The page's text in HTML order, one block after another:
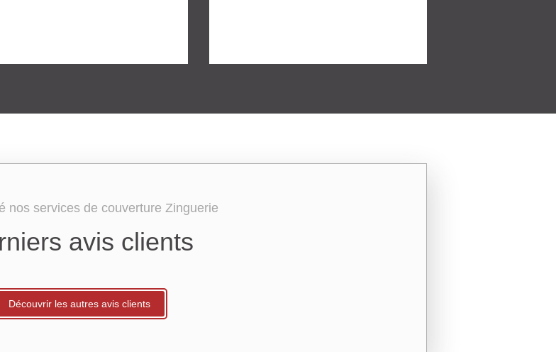
nos services de couverture Zinguerie
avis clients
Découvrir les autres avis clients